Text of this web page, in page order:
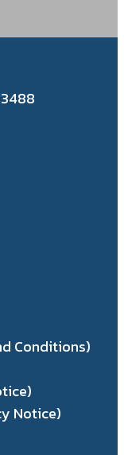
Conditions)
Notice)